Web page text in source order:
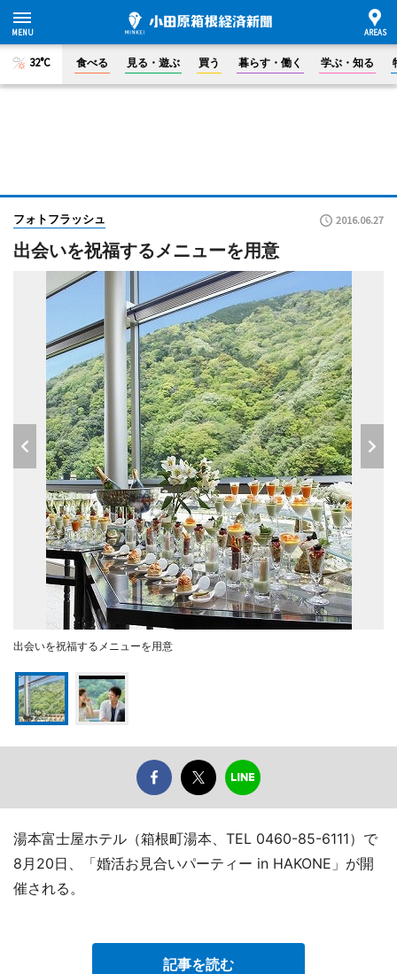
32°C 食べる 見る・遊ぶ 買う 暮らす・働く 学ぶ・知る
フォトフラッシュ 2016.06.27
出会いを祝福するメニューを用意
出会いを祝福するメニューを用意
湯本富士屋ホテル（箱根町湯本、TEL 0460-85-6111）で
8月20日、「婚活お見合いパーティー in HAKONE」が開
催される。
記事を読む